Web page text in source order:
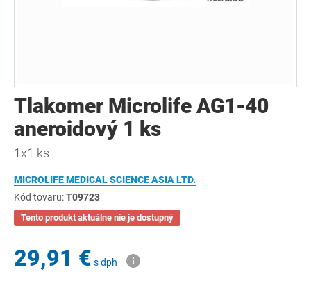
Tlakomer Microlife AG1-40
aneroidový 1 ks
1x1 ks
MICROLIFE MEDICAL SCIENCE ASIA LTD.
Kód tovaru:T09723
Tento produkt aktuálne nie je dostupný
29,91 € s dph